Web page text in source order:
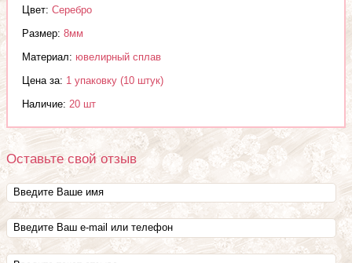
Цвет: Серебро
Размер: 8мм
Материал: ювелирный сплав
Цена за: 1 упаковку (10 штук)
Наличие: 20 шт
Оставьте свой отзыв